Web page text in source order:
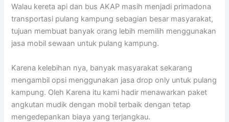
Walau kereta api dan bus AKAP masih menjadi primadona
transportasi pulang kampung sebagian besar masyarakat,
tujuan membuat banyak orang lebih memilih menggunakan
jasa mobil sewaan untuk pulang kampung.
Karena kelebihan nya, banyak masyarakat sekarang
mengambil opsi menggunakan jasa drop only untuk pulang
kampung. Oleh Karena itu kami hadir menawarkan paket
angkutan mudik dengan mobil terbaik dengan tetap
mengedepankan biaya yang terjangkau.